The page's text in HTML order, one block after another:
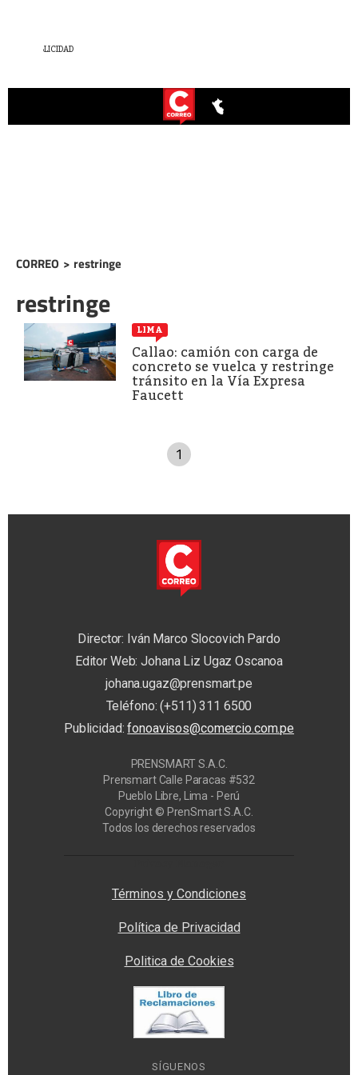
CORREO > restringe
restringe
LIMA
Callao: camión con carga de
concreto se vuelca y restringe
tránsito en la Vía Expresa
Faucett
1
Director: Iván Marco Slocovich Pardo
Editor Web: Johana Liz Ugaz Oscanoa
johana.ugaz@prensmart.pe
Teléfono: (+511) 311 6500
Publicidad:fonoavisos@comercio.com.pe
PRENSMART S.A.C.
Prensmart Calle Paracas #532
Pueblo Libre, Lima - Perú
Copyright © PrenSmart S.A.C.
Todos los derechos reservados
Términos y Condiciones
Política de Privacidad
Politica de Cookies
SÍGUENOS